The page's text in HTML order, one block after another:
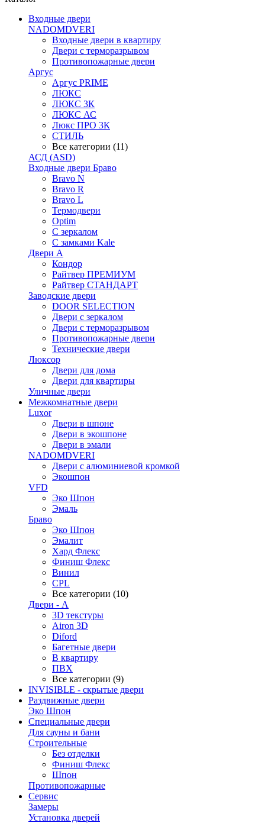
Входные двери
NADOMDVERI
Входные двери в квартиру
Двери с терморазрывом
Противопожарные двери
Аргус
Аргус PRIME
ЛЮКС
ЛЮКС 3К
ЛЮКС АС
Люкс ПРО 3К
СТИЛЬ
Все категории (11)
АСД (ASD)
Входные двери Браво
Bravo N
Bravo R
Bravo L
Термодвери
Optim
С зеркалом
С замками Kale
Двери А
Кондор
Райтвер ПРЕМИУМ
Райтвер СТАНДАРТ
Заводские двери
DOOR SELECTION
Двери с зеркалом
Двери с терморазрывом
Противопожарные двери
Технические двери
Люксор
Двери для дома
Двери для квартиры
Уличные двери
Межкомнатные двери
Luxor
Двери в шпоне
Двери в экошпоне
Двери в эмали
NADOMDVERI
Двери с алюминиевой кромкой
Экошпон
VFD
Эко Шпон
Эмаль
Браво
Эко Шпон
Эмалит
Хард Флекс
Финиш Флекс
Винил
CPL
Все категории (10)
Двери - А
3D текстуры
Airon 3D
Diford
Багетные двери
В квартиру
ПВХ
Все категории (9)
INVISIBLE - скрытые двери
Раздвижные двери
Эко Шпон
Специальные двери
Для сауны и бани
Строительные
Без отделки
Финиш Флекс
Шпон
Противопожарные
Сервис
Замеры
Установка дверей